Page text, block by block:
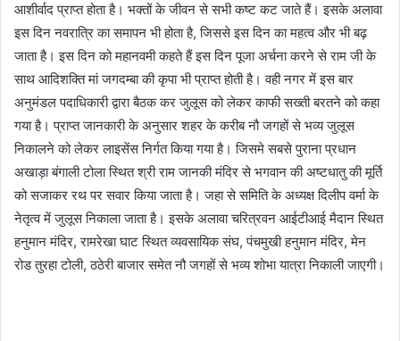
आशीर्वाद प्राप्त होता है। भक्तों के जीवन से सभी कष्ट कट जाते हैं। इसके अलावा
इस दिन नवरात्रि का समापन भी होता है, जिससे इस दिन का महत्व और भी बढ़
जाता है। इस दिन को महानवमी कहते हैं इस दिन पूजा अर्चना करने से राम जी के
साथ आदिशक्ति मां जगदम्बा की कृपा भी प्राप्त होती है। वही नगर में इस बार
अनुमंडल पदाधिकारी द्वारा बैठक कर जुलूस को लेकर काफी सख्ती बरतने को कहा
गया है। प्राप्त जानकारी के अनुसार शहर के करीब नौ जगहों से भव्य जुलूस
निकालने को लेकर लाइसेंस निर्गत किया गया है। जिसमे सबसे पुराना प्रधान
अखाड़ा बंगाली टोला स्थित श्री राम जानकी मंदिर से भगवान की अष्टधातु की मूर्ति
को सजाकर रथ पर सवार किया जाता है। जहा से समिति के अध्यक्ष दिलीप वर्मा के
नेतृत्व में जुलूस निकाला जाता है। इसके अलावा चरित्रवन आईटीआई मैदान स्थित
हनुमान मंदिर, रामरेखा घाट स्थित व्यवसायिक संघ, पंचमुखी हनुमान मंदिर, मेन
रोड तुरहा टोली, ठठेरी बाजार समेत नौ जगहों से भव्य शोभा यात्रा निकाली जाएगी।